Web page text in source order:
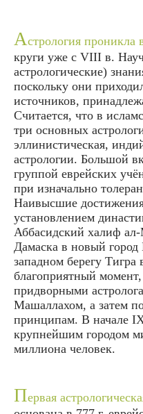
Астрология проникла
круги уже с VIII в.
астрологические)
поскольку они
источников,
Считается, что в
три основных
эллинистическая,
астрологии. Большой
группой еврейских
при изначально
Наивысшие достижения
установлением
Аббасидский халиф
Дамаска в новый
западном берегу Тигра
благоприятный
придворными
Машаллахом, а затем
принципам. В начале
крупнейшим городом
миллиона человек.
Первая